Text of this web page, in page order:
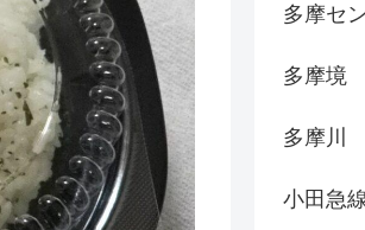
多摩セ
多摩境
多摩川
小田急